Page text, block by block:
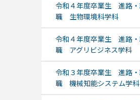
令和４年度卒業生 進路
職 生物環境科学科
令和４年度卒業生 進路
職 アグリビジネス学科
令和３年度卒業生 進路
職 機械知能システム学科